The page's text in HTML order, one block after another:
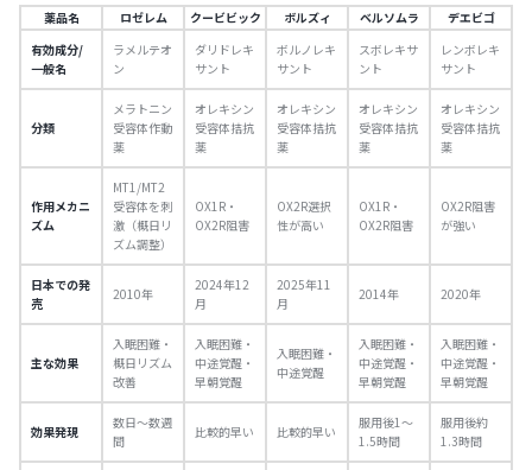
薬品名 ロゼレム クービビック ボルズィ ベルソムラ
デエビゴ
有効成分/
一般名
ラメルテオ
ン
ダリドレキ
サント
ボルノレキ
サント
スボレキサ
ント
レンボレキ
サント
分類
メラトニン
受容体作動
薬
オレキシン
受容体拮抗
薬
オレキシン
受容体拮抗
薬
オレキシン
受容体拮抗
薬
オレキシン
受容体拮抗
薬
作用メカニ
ズム
MT1/MT2
受容体を刺
激（概日リ
ズム調整）
OX1R・
OX2R阻害
OX2R選択
性が高い
OX1R・
OX2R阻害
OX2R阻害
が強い
日本での発
売
2010年
2024年12
月
2025年11
月
2014年 2020年
主な効果
入眠困難・
概日リズム
改善
入眠困難・
中途覚醒・
早朝覚醒
入眠困難・
中途覚醒
入眠困難・
中途覚醒・
早朝覚醒
入眠困難・
中途覚醒・
早朝覚醒
効果発現
数日〜数週
間
比較的早い 比較的早い
服用後1〜
1.5時間
服用後約
1.3時間